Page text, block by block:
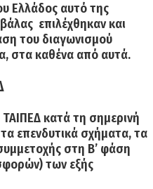
Ελλάδος αυτό της
επιλέχθηκαν και
του διαγωνισμού
στα καθένα από αυτά.
ΤΑΙΠΕΔ κατά τη σημερινή
επενδυτικά σχήματα, τα
στη Β’ φάση
των εξής